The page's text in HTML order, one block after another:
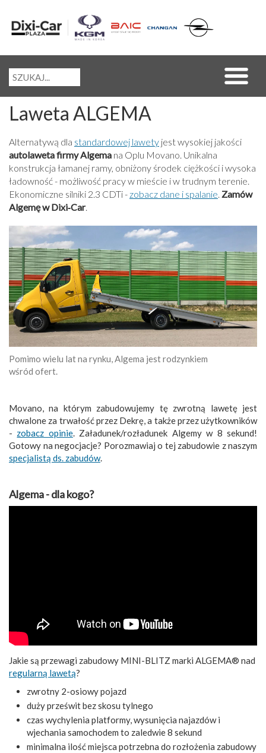
Laweta ALGEMA
Alternatywą dla standardowej lawety jest wysokiej jakości
autolaweta firmy Algema na Oplu Movano. Unikalna
konstrukcja łamanej ramy, obniżony środek ciężkości i wysoka
ładowność - możliwość pracy w mieście i w trudnym terenie.
Ekonomiczne silniki 2.3 CDTi - zobacz dane i spalanie. Zamów
Algemę w Dixi‑Car.
Pomimo wielu lat na rynku, Algema jest rodzynkiem
wśród ofert.
Movano, na którym zabudowujemy tę zwrotną lawetę jest
chwalone za trwałość przez Dekrę, a także przez użytkowników
- zobacz opinie. Załadunek/rozładunek Algemy w 8 sekund!
Gotowy na negocjacje? Porozmawiaj o tej zabudowie z naszym
specjalistą ds. zabudów.
Algema - dla kogo?
Jakie są przewagi zabudowy MINI-BLITZ marki ALGEMA® nad
regularną lawetą?
zwrotny 2-osiowy pojazd
duży prześwit bez skosu tylnego
czas wychylenia platformy, wysunięcia najazdów i
wjechania samochodem to zaledwie 8 sekund
minimalna ilość miejsca potrzebna do rozłożenia zabudowy